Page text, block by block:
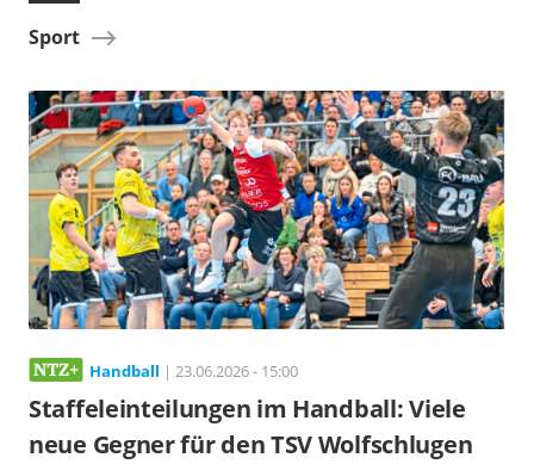
Sport
Handball | 23.06.2026 - 15:00
Staffeleinteilungen im Handball: Viele
neue Gegner für den TSV Wolfschlugen